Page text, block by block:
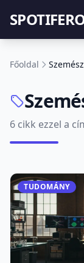
Főoldal
6 cikk ezzel a
TUDOMÁNY